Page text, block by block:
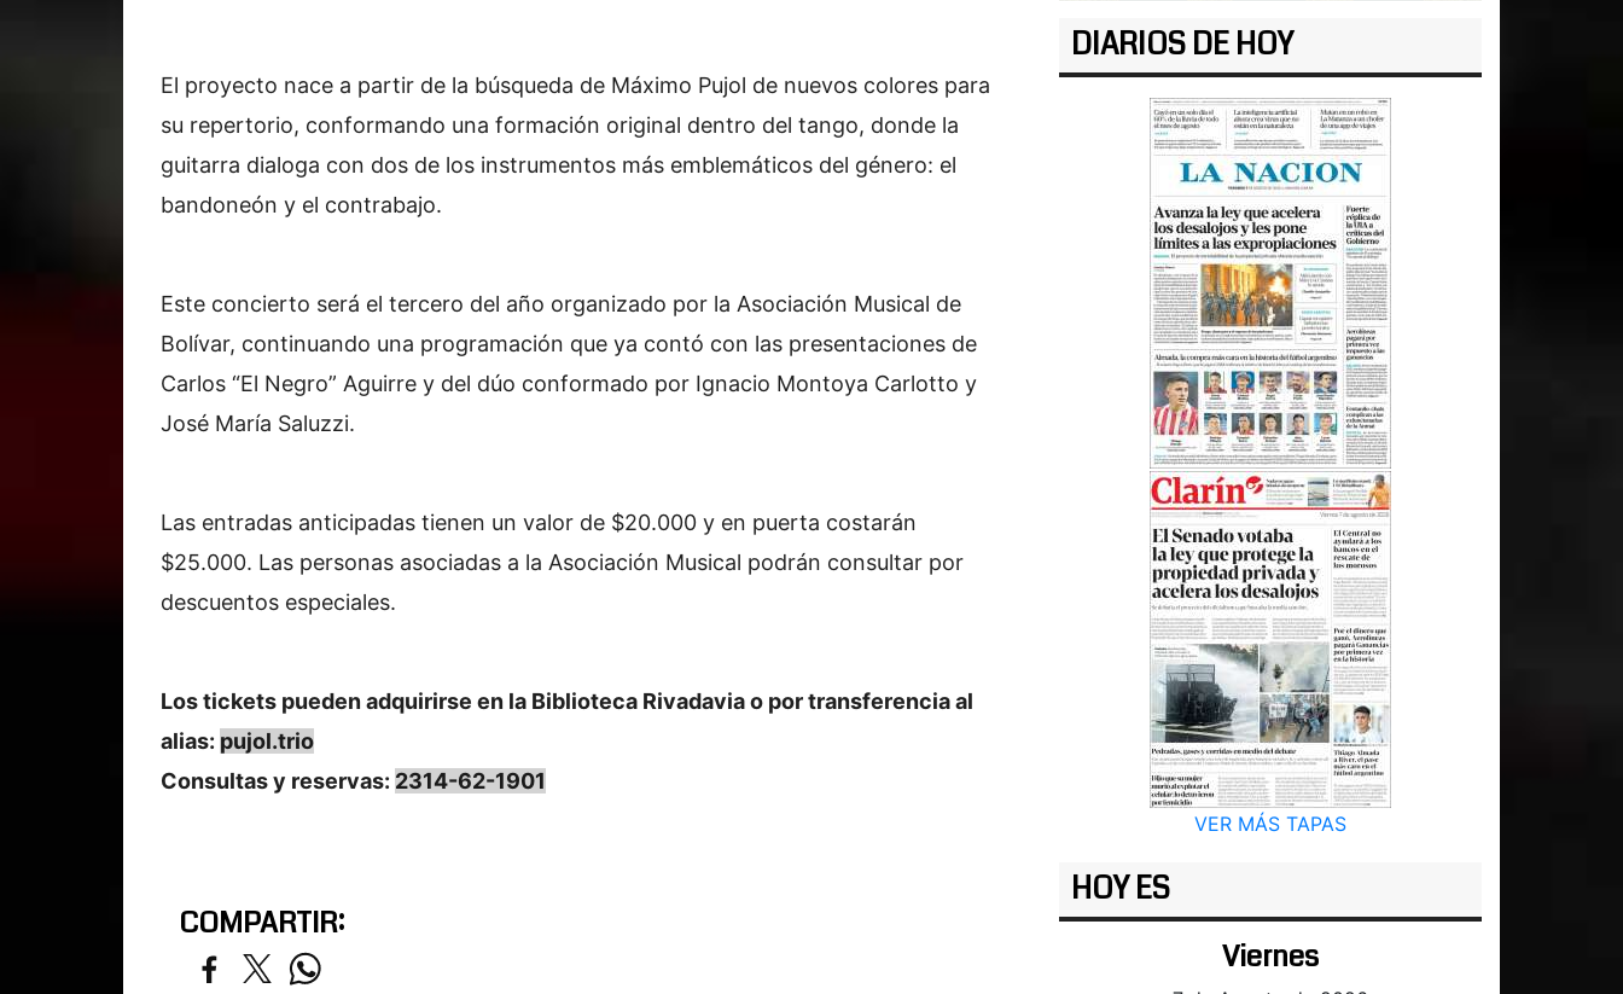
El proyecto nace a partir de la búsqueda de Máximo Pujol de nuevos colores para
su repertorio, conformando una formación original dentro del tango, donde la
guitarra dialoga con dos de los instrumentos más emblemáticos del género: el
bandoneón y el contrabajo.
Este concierto será el tercero del año organizado por la Asociación Musical de
Bolívar, continuando una programación que ya contó con las presentaciones de
Carlos “El Negro” Aguirre y del dúo conformado por Ignacio Montoya Carlotto y
José María Saluzzi.
Las entradas anticipadas tienen un valor de $20.000 y en puerta costarán
$25.000. Las personas asociadas a la Asociación Musical podrán consultar por
descuentos especiales.
Los tickets pueden adquirirse en la Biblioteca Rivadavia o por transferencia al
alias: pujol.trio
Consultas y reservas: 2314-62-1901
COMPARTIR:
DIARIOS DE HOY
VER MÁS TAPAS
HOY ES
Viernes